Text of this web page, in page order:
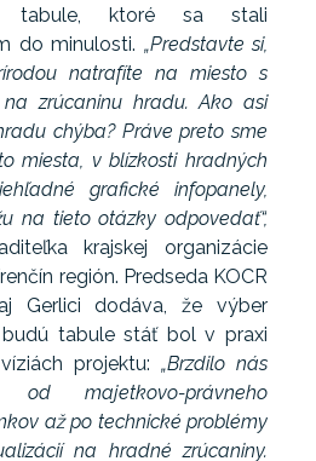
tabule, ktoré sa stali
do minulosti. „Predstavte si,
natrafíte na miesto s
zrúcaninu hradu. Ako asi
chýba? Práve preto sme
miesta, v blízkosti hradných
grafické infopanely,
na tieto otázky odpovedať“,
krajskej organizácie
región. Predseda KOCR
Gerlici dodáva, že výber
tabule stáť bol v praxi
projektu: „Brzdilo nás
od majetkovo-právneho
až po technické problémy
na hradné zrúcaniny.